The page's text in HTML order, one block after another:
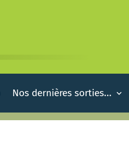
Nos dernières sorties...